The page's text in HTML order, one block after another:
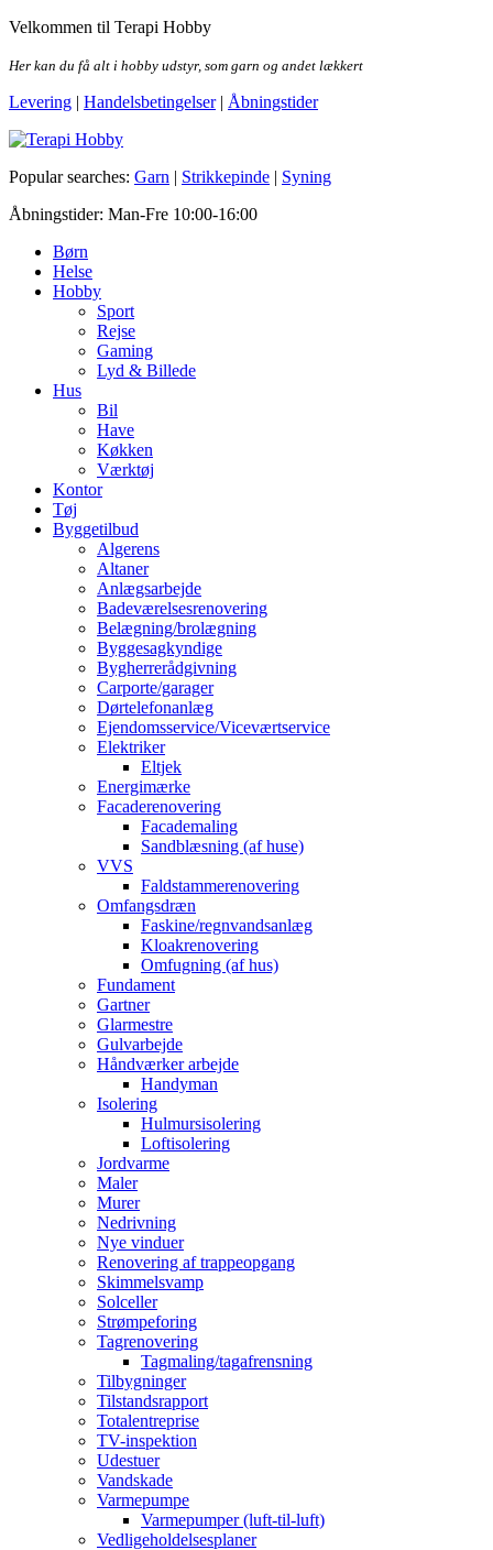
Skip
the
Velkommen til Terapi Hobby
Her kan du få alt i hobby udstyr, som garn og andet lækkert
Levering | Handelsbetingelser| Åbningstider
Terapi Hobby
Popular searches: Garn | Strikkepinde | Syning
Åbningstider: Man-Fre 10:00-16:00
Børn
Helse
Hobby
Sport
Rejse
Gaming
Lyd & Billede
Hus
Bil
Have
Køkken
Værktøj
Kontor
Tøj
Byggetilbud
Algerens
Altaner
Anlægsarbejde
Badeværelsesrenovering
Belægning/brolægning
Byggesagkyndige
Bygherrerådgivning
Carporte/garager
Dørtelefonanlæg
Ejendomsservice/Viceværtservice
Elektriker
Eltjek
Energimærke
Facaderenovering
Facademaling
Sandblæsning (af huse)
VVS
Faldstammerenovering
Omfangsdræn
Faskine/regnvandsanlæg
Kloakrenovering
Omfugning (af hus)
Fundament
Gartner
Glarmestre
Gulvarbejde
Håndværker arbejde
Handyman
Isolering
Hulmursisolering
Loftisolering
Jordvarme
Maler
Murer
Nedrivning
Nye vinduer
Renovering af trappeopgang
Skimmelsvamp
Solceller
Strømpeforing
Tagrenovering
Tagmaling/tagafrensning
Tilbygninger
Tilstandsrapport
Totalentreprise
TV-inspektion
Udestuer
Vandskade
Varmepumpe
Varmepumper (luft-til-luft)
Vedligeholdelsesplaner